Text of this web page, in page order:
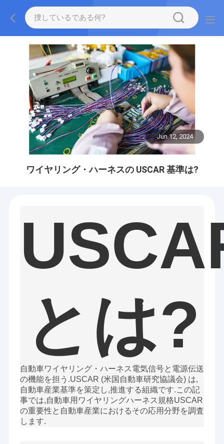
Jun 12, 2024
ワイヤリング・ハーネスの USCAR 基準は?
とは?
自動車ワイヤリング・ハーネス電気信号と電源伝送
の機能を担う.USCAR (米国自動車研究協議会) は,
自動車産業基準を策定し,推進する組織です.この記
事では,自動車用ワイヤリングハーネス規格USCAR
の重要性と自動車産業におけるその応用分野を調査
します.